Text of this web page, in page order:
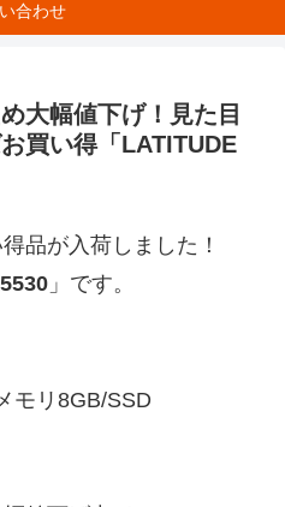
合わせ
大幅値下げ！見た目
買い得「LATITUDE
品が入荷しました！
」です。
モリ8GB/SSD